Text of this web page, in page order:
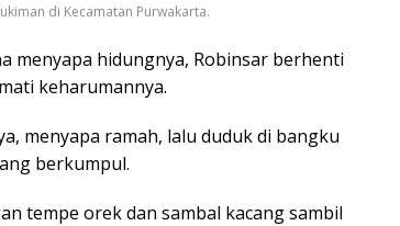
di Kecamatan Purwakarta.
menyapa hidungnya, Robinsar berhenti
keharumannya.
menyapa ramah, lalu duduk di bangku
berkumpul.
tempe orek dan sambal kacang sambil